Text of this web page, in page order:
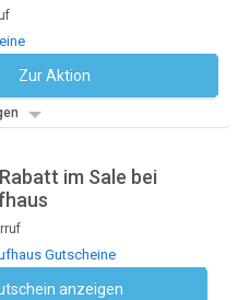
Zur Aktion
im Sale bei
Gutscheine
anzeigen